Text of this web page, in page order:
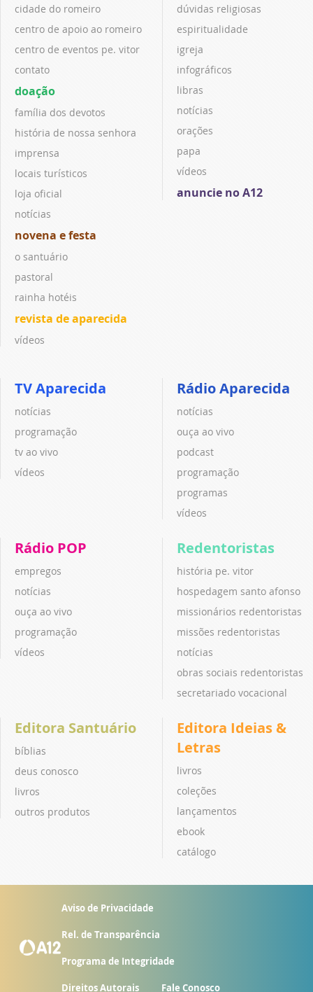
cidade do romeiro
centro de apoio ao romeiro
centro de eventos pe. vitor
contato
doação
família dos devotos
história de nossa senhora
imprensa
locais turísticos
loja oficial
notícias
novena e festa
o santuário
pastoral
rainha hotéis
revista de aparecida
vídeos
dúvidas religiosas
espiritualidade
igreja
infográficos
libras
notícias
orações
papa
vídeos
anuncie no A12
TV Aparecida
notícias
programação
tv ao vivo
vídeos
Rádio Aparecida
notícias
ouça ao vivo
podcast
programação
programas
vídeos
Rádio POP
empregos
notícias
ouça ao vivo
programação
vídeos
Redentoristas
história pe. vitor
hospedagem santo afonso
missionários redentoristas
missões redentoristas
notícias
obras sociais redentoristas
secretariado vocacional
Editora Santuário
bíblias
deus conosco
livros
outros produtos
Editora Ideias &
Letras
livros
coleções
lançamentos
ebook
catálogo
Aviso de Privacidade
Rel. de Transparência
Programa de Integridade
Direitos Autorais Fale Conosco